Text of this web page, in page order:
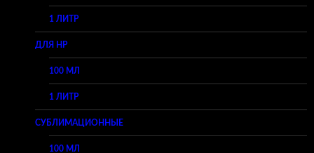
1 ЛИТР
ДЛЯ HP
100 МЛ
1 ЛИТР
СУБЛИМАЦИОННЫЕ
100 МЛ